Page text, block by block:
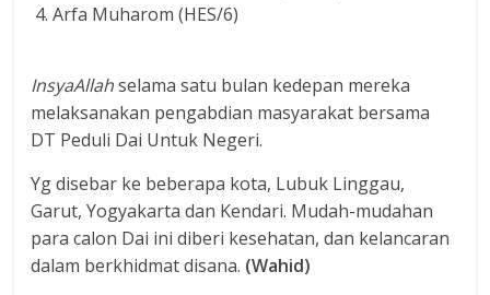
4. Arfa Muharom (HES/6)
InsyaAllahselama satu bulan kedepan mereka
melaksanakan pengabdian masyarakat bersama
DT Peduli Dai Untuk Negeri.
Yg disebar ke beberapa kota, Lubuk Linggau,
Garut, Yogyakarta dan Kendari. Mudah-mudahan
para calon Dai ini diberi kesehatan, dan kelancaran
dalam berkhidmat disana. (Wahid)